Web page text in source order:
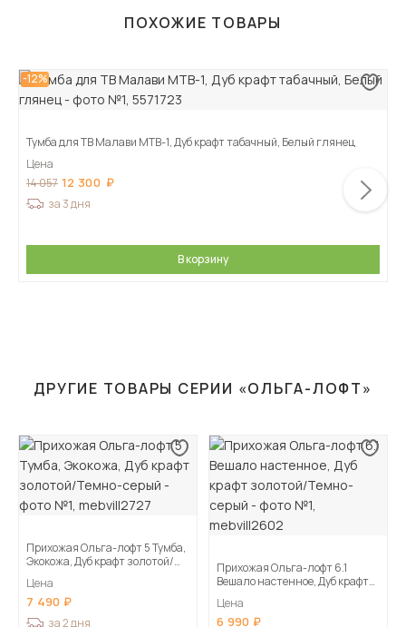
ПОХОЖИЕ ТОВАРЫ
-12%
Тумба для ТВ Малави МТВ-1, Дуб крафт табачный, Белый глянец
Цена
14 057 12 300
за 3 дня
В корзину
ДРУГИЕ ТОВАРЫ СЕРИИ «ОЛЬГА-ЛОФТ»
Прихожая Ольга-лофт 5 Тумба,
Экокожа, Дуб крафт золотой/
Цена
7 490
за 2 дня
Прихожая Ольга-лофт 6.1
Вешало настенное, Дуб крафт
Цена
6 990